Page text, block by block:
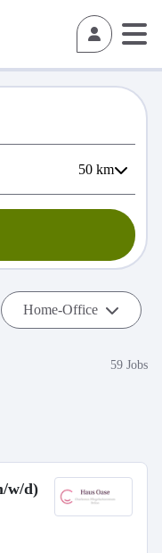
50 km
Home-Office
59 Jobs
w/d)